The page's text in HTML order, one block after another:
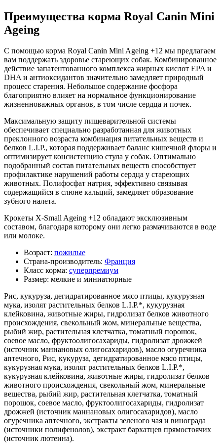
Преимущества корма Royal Canin Mini
Ageing
С помощью корма Royal Сanin Mini Ageing +12 мы предлагаем
вам поддержать здоровье стареющих собак. Комбинированное
действие запатентованного комплекса жирных кислот EPA и
DHA и антиоксидантов значительно замедляет природный
процесс старения. Небольшое содержание фосфора
благоприятно влияет на нормальное функционирование
жизненноважных органов, в том числе сердца и почек.
Максимальную защиту пищеварительной системы
обеспечивает специально разработанная для животных
преклонного возраста комбинация питательных веществ и
белков L.I.P., которая поддерживает баланс кишечной флоры и
оптимизирует консистенцию стула у собак. Оптимально
подобранный состав питательных веществ способствует
профилактике нарушений работы сердца у стареющих
животных. Полифосфат натрия, эффективно связывая
содержащийся в слюне кальций, замедляет образование
зубного налета.
Крокеты X-Small Ageing +12 обладают эксклюзивным
составом, благодаря которому они легко размачиваются в воде
или молоке.
Возраст: пожилые
Страна-производитель: Франция
Класс корма: суперпремиум
Размер: мелкие и миниатюрные
Рис, кукуруза, дегидратированное мясо птицы, кукурузная
мука, изолят растительных белков L.I.P.*, кукурузная
клейковина, животные жиры, гидролизат белков животного
происхождения, свекольный жом, минеральные вещества,
рыбий жир, растительная клетчатка, томатный порошок,
соевое масло, фруктоолигосахариды, гидролизат дрожжей
(источник мaннановых олигосахаридов), масло огуречника
аптечного, Рис, кукуруза, дегидратированное мясо птицы,
кукурузная мука, изолят растительных белков L.I.P.*,
кукурузная клейковина, животные жиры, гидролизат белков
животного происхождения, свекольный жом, минеральные
вещества, рыбий жир, растительная клетчатка, томатный
порошок, соевое масло, фруктоолигосахариды, гидролизат
дрожжей (источник мaннановых олигосахаридов), масло
огуречника аптечного, экстракты зеленого чая и винограда
(источники полифенолов), экстракт бархатцев прямостоячих
(источник лютеина).